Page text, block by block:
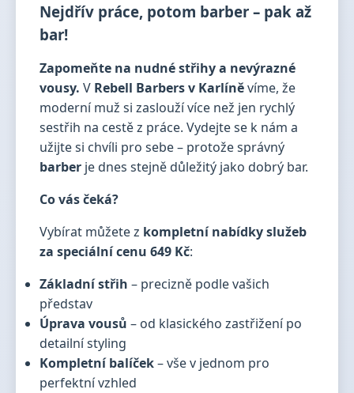
Nejdřív práce, potom barber – pak až
bar!
Zapomeňte na nudné střihy a nevýrazné
vousy. V Rebell Barbers v Karlíněvíme, že
moderní muž si zaslouží více než jen rychlý
sestřih na cestě z práce. Vydejte se k nám a
užijte si chvíli pro sebe – protože správný
barber je dnes stejně důležitý jako dobrý bar.
Co vás čeká?
Vybírat můžete z kompletní nabídky služeb
za speciální cenu 649 Kč:
Základní střih – precizně podle vašich
představ
Úprava vousů – od klasického zastřižení po
detailní styling
Kompletní balíček– vše v jednom pro
perfektní vzhled